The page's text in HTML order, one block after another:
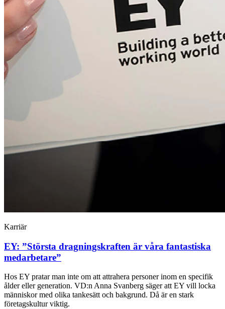
Karriär
EY: ”Största dragningskraften är våra fantastiska
medarbetare”
Hos EY pratar man inte om att attrahera personer inom en specifik
ålder eller generation. VD:n Anna Svanberg säger att EY vill locka
människor med olika tankesätt och bakgrund. Då är en stark
företagskultur viktig.